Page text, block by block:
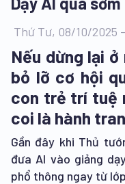
Thứ Tư, 08/10/2025
Nếu dừng lại
bỏ lỡ cơ hội
con trẻ trí tuệ
coi là hành
Gần đây khi Thủ
đưa AI vào giảng
phổ thông ngay từ